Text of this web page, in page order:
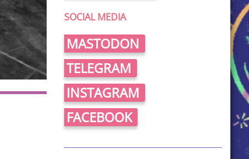
SOCIAL MEDIA
MASTODON
TELEGRAM
INSTAGRAM
FACEBOOK